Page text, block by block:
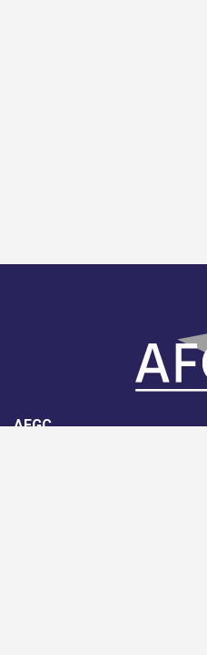
AFGC